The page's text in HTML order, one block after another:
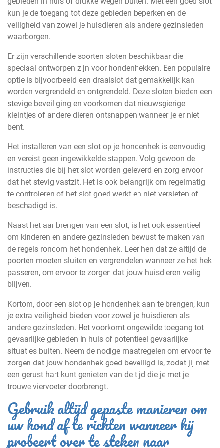
kun je de toegang tot deze gebieden beperken en de
veiligheid van zowel je huisdieren als andere gezinsleden
waarborgen.
Er zijn verschillende soorten sloten beschikbaar die
speciaal ontworpen zijn voor hondenhekken. Een populaire
optie is bijvoorbeeld een draaislot dat gemakkelijk kan
worden vergrendeld en ontgrendeld. Deze sloten bieden een
stevige beveiliging en voorkomen dat nieuwsgierige
kleintjes of andere dieren ontsnappen wanneer je er niet
bent.
Het installeren van een slot op je hondenhek is eenvoudig
en vereist geen ingewikkelde stappen. Volg gewoon de
instructies die bij het slot worden geleverd en zorg ervoor
dat het stevig vastzit. Het is ook belangrijk om regelmatig
te controleren of het slot goed werkt en niet versleten of
beschadigd is.
Naast het aanbrengen van een slot, is het ook essentieel
om kinderen en andere gezinsleden bewust te maken van
de regels rondom het hondenhek. Leer hen dat ze altijd de
poorten moeten sluiten en vergrendelen wanneer ze het hek
passeren, om ervoor te zorgen dat jouw huisdieren veilig
blijven.
Kortom, door een slot op je hondenhek aan te brengen, kun
je extra veiligheid bieden voor zowel je huisdieren als
andere gezinsleden. Het voorkomt ongewilde toegang tot
gevaarlijke gebieden in huis of potentieel gevaarlijke
situaties buiten. Neem de nodige maatregelen om ervoor te
zorgen dat jouw hondenhek goed beveiligd is, zodat jij met
een gerust hart kunt genieten van de tijd die je met je
trouwe viervoeter doorbrengt.
Gebruik altijd gepaste manieren om
uw hond af te richten wanneer hij
probeert over te steken naar